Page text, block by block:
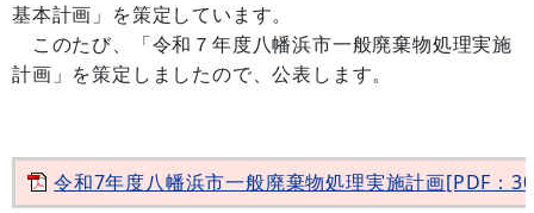
基本計画」を策定しています。
このたび、「令和７年度八幡浜市一般廃棄物処理実施
計画」を策定しましたので、公表します。
令和7年度八幡浜市一般廃棄物処理実施計画[PDF：